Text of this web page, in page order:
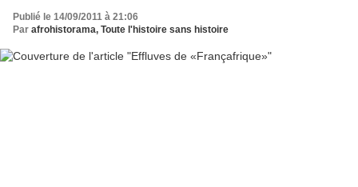
Publié le 14/09/2011 à 21:06
Par afrohistorama, Toute l'histoire sans histoire